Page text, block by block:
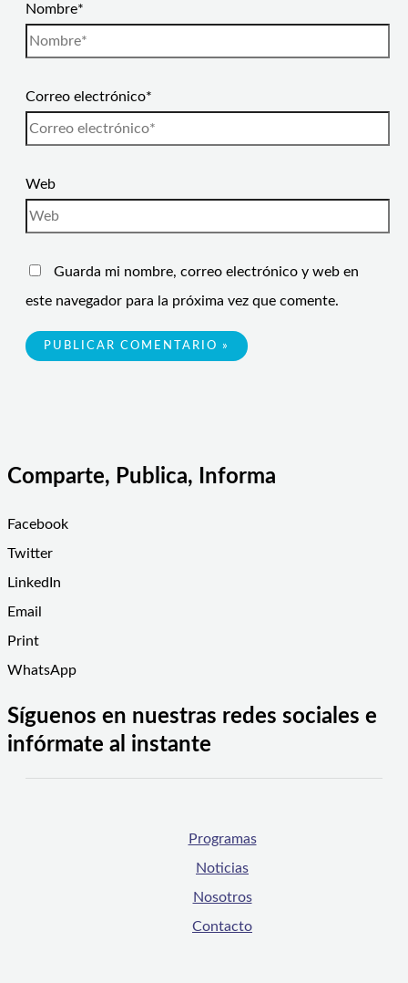
Nombre*
Correo electrónico*
Web
Guarda mi nombre, correo electrónico y web en
este navegador para la próxima vez que comente.
Comparte, Publica, Informa
Facebook
Twitter
LinkedIn
Email
Print
WhatsApp
Síguenos en nuestras redes sociales e
infórmate al instante
Programas
Noticias
Nosotros
Contacto